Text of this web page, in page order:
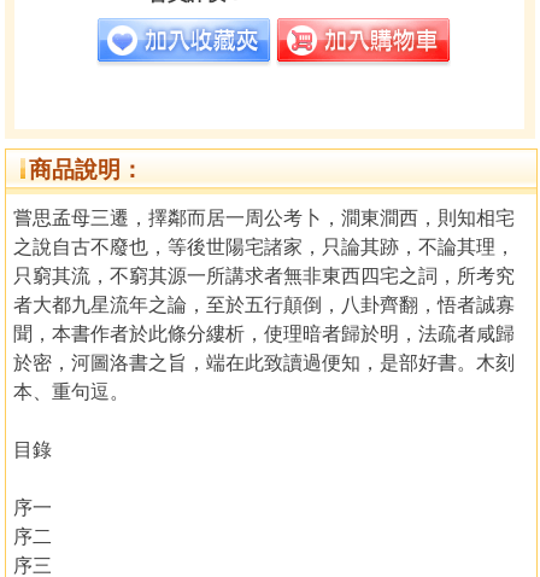
商品說明：
嘗思孟母三遷，擇鄰而居一周公考卜，澗東澗西，則知相宅
之說自古不廢也，等後世陽宅諸家，只論其跡，不論其理，
只窮其流，不窮其源一所講求者無非東西四宅之詞，所考究
者大都九星流年之論，至於五行顛倒，八卦齊翻，悟者誠寡
聞，本書作者於此條分縷析，使理暗者歸於明，法疏者咸歸
於密，河圖洛書之旨，端在此致讀過便知，是部好書。木刻
本、重句逗。
目錄
序一
序二
序三